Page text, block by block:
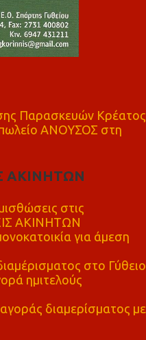
Παρασκευών Κρέατος
ΑΝΟΥΣΟΣ στη
ΑΚΙΝΗΤΩΝ
στις
ΑΚΙΝΗΤΩΝ
για άμεση
στο Γύθειο
ημιτελούς
διαμερίσματος με